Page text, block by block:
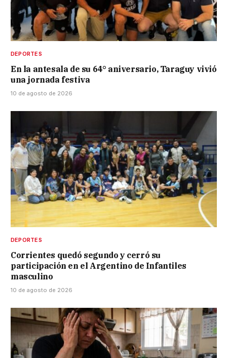
DEPORTES
En la antesala de su 64° aniversario, Taraguy vivió
una jornada festiva
10 de agosto de 2026
DEPORTES
Corrientes quedó segundo y cerró su
participación en el Argentino de Infantiles
masculino
10 de agosto de 2026